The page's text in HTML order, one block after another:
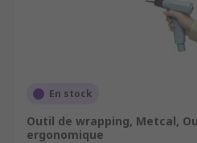
En stock
Outil de wrapping, Metcal,
ergonomique